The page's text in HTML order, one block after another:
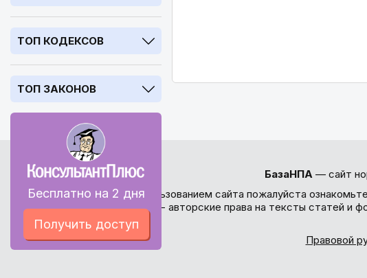
ТОП КОДЕКСОВ
ТОП ЗАКОНОВ
Бесплатно на 2 дня
Получить доступ
БазаНПА— сайт
Перед использованием сайта пожалуйста
внимание - авторские права на тексты статей и
Правовой